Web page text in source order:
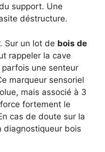
support. Une
déstructure.
Sur un lot de bois de
rappeler la cave
une senteur
marqueur sensoriel
mais associé à 3
fortement le
cas de doute sur la
bois